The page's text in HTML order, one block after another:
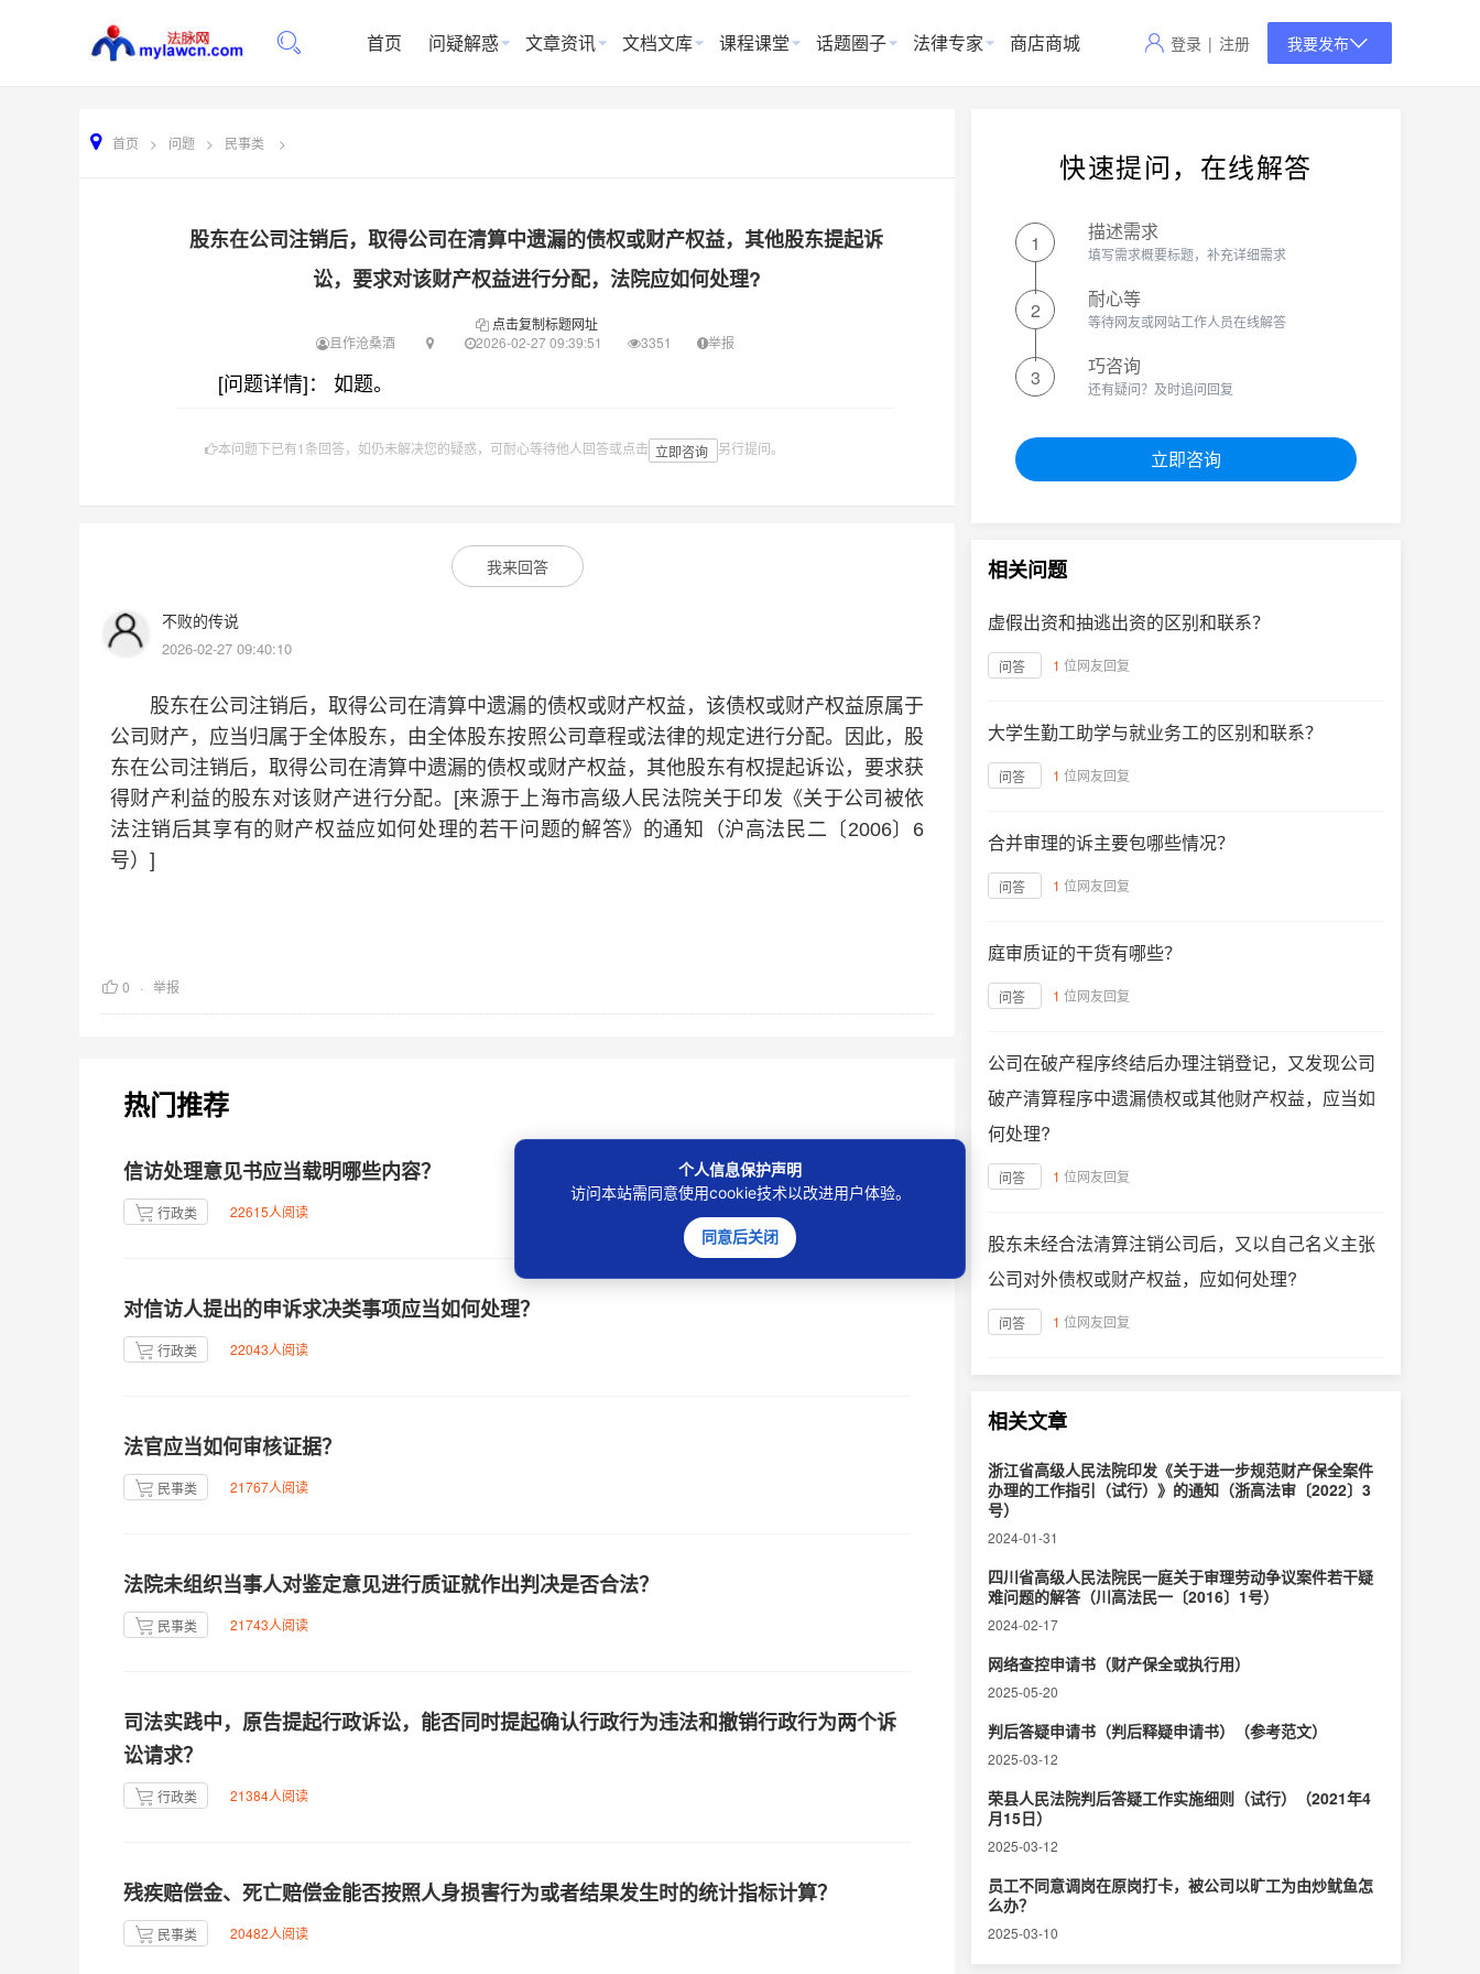
首页 问疑解惑 文章资讯 文档文库 课程课堂 话题圈子 法律专家 商店商城 登录 | 注册 我要发布
首页 > 问题 > 民事类 >
股东在公司注销后，取得公司在清算中遗漏的债权或财产权益，其他股东提起诉
讼，要求对该财产权益进行分配，法院应如何处理?
点击复制标题网址
且作沧桑酒
2026-02-27 09:39:51 3351 举报
[问题详情]： 如题。
本问题下已有1条回答，如仍未解决您的疑惑，可耐心等待他人回答或点击 立即咨询 另行提问。
我来回答
不败的传说
2026-02-27 09:40:10
股东在公司注销后，取得公司在清算中遗漏的债权或财产权益，该债权或财产权益原属于
公司财产，应当归属于全体股东，由全体股东按照公司章程或法律的规定进行分配。因此，股
东在公司注销后，取得公司在清算中遗漏的债权或财产权益，其他股东有权提起诉讼，要求获
得财产利益的股东对该财产进行分配。[来源于上海市高级人民法院关于印发《关于公司被依
法注销后其享有的财产权益应如何处理的若干问题的解答》的通知（沪高法民二〔2006〕6
号）]
0 举报
热门推荐
信访处理意见书应当载明哪些内容？
行政类 22615人阅读
对信访人提出的申诉求决类事项应当如何处理？
行政类 22043人阅读
法官应当如何审核证据？
民事类 21767人阅读
法院未组织当事人对鉴定意见进行质证就作出判决是否合法？
民事类 21743人阅读
司法实践中，原告提起行政诉讼，能否同时提起确认行政行为违法和撤销行政行为两个诉
讼请求？
行政类 21384人阅读
残疾赔偿金、死亡赔偿金能否按照人身损害行为或者结果发生时的统计指标计算？
民事类 20482人阅读
快速提问，在线解答
1 描述需求
填写需求概要标题，补充详细需求
2 耐心等
等待网友或网站工作人员在线解答
3 巧咨询
还有疑问？及时追问回复
立即咨询
相关问题
虚假出资和抽逃出资的区别和联系？
问答 1 位网友回复
大学生勤工助学与就业务工的区别和联系？
问答 1 位网友回复
合并审理的诉主要包哪些情况？
问答 1 位网友回复
庭审质证的干货有哪些？
问答 1 位网友回复
公司在破产程序终结后办理注销登记，又发现公司
破产清算程序中遗漏债权或其他财产权益，应当如
何处理?
问答 1 位网友回复
股东未经合法清算注销公司后，又以自己名义主张
公司对外债权或财产权益，应如何处理?
问答 1 位网友回复
相关文章
浙江省高级人民法院印发《关于进一步规范财产保全案件
办理的工作指引（试行）》的通知（浙高法审〔2022〕3
号）
2024-01-31
四川省高级人民法院民一庭关于审理劳动争议案件若干疑
难问题的解答（川高法民一〔2016〕1号）
2024-02-17
网络查控申请书（财产保全或执行用）
2025-05-20
判后答疑申请书（判后释疑申请书）（参考范文）
2025-03-12
荣县人民法院判后答疑工作实施细则（试行）（2021年4
月15日）
2025-03-12
员工不同意调岗在原岗打卡，被公司以旷工为由炒鱿鱼怎
么办？
2025-03-10
个人信息保护声明
访问本站需同意使用cookie技术以改进用户体验。
同意后关闭